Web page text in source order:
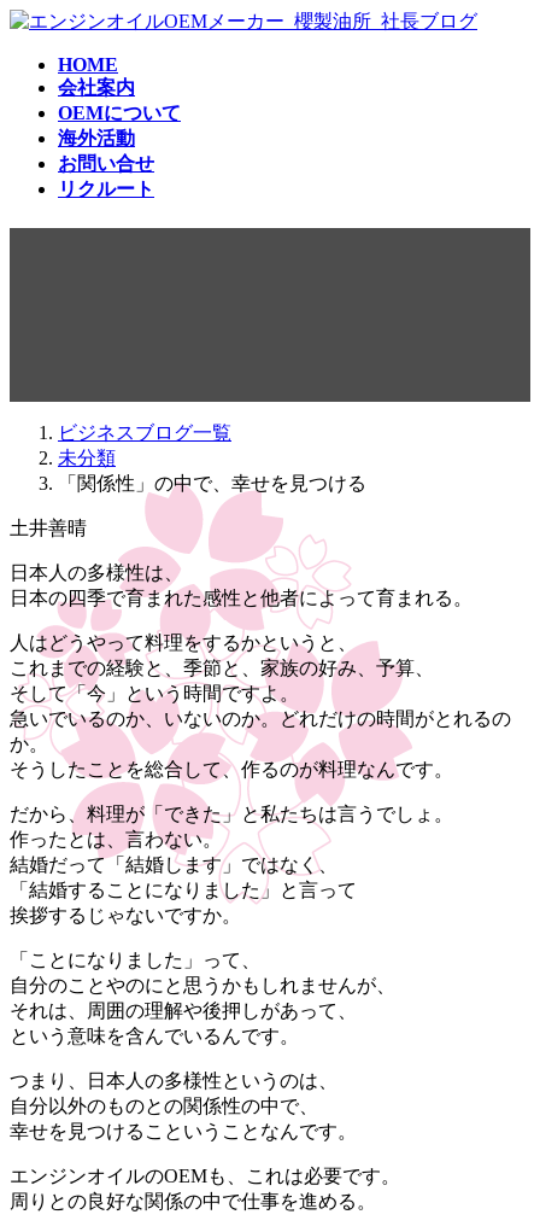
コ
ナ
HOME
会社案内
OEMについて
海外活動
お問い合せ
リクルート
ビジネスブログ一覧
未分類
「関係性」の中で、幸せを見つける
土井善晴
日本人の多様性は、
日本の四季で育まれた感性と他者によって育まれる。
人はどうやって料理をするかというと、
これまでの経験と、季節と、家族の好み、予算、
そして「今」という時間ですよ。
急いでいるのか、いないのか。どれだけの時間がとれるの
か。
そうしたことを総合して、作るのが料理なんです。
だから、料理が「できた」と私たちは言うでしょ。
作ったとは、言わない。
結婚だって「結婚します」ではなく、
「結婚することになりました」と言って
挨拶するじゃないですか。
「ことになりました」って、
自分のことやのにと思うかもしれませんが、
それは、周囲の理解や後押しがあって、
という意味を含んでいるんです。
つまり、日本人の多様性というのは、
自分以外のものとの関係性の中で、
幸せを見つけるこということなんです。
エンジンオイルのOEMも、これは必要です。
周りとの良好な関係の中で仕事を進める。